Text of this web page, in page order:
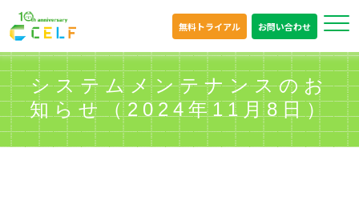
無料トライアル お問い合わせ
システムメンテナンスのお
知らせ（2024年11月8日）